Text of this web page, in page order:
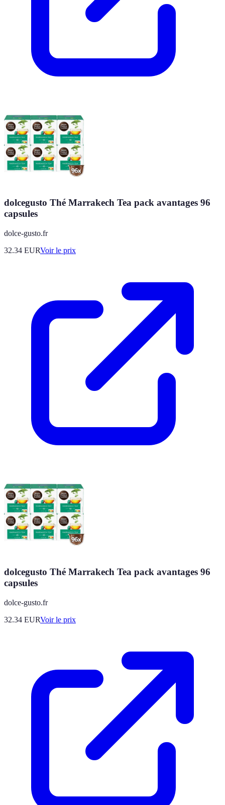
dolcegusto Thé Marrakech Tea pack avantages 96
capsules
dolce-gusto.fr
32.34 EURVoir le prix
dolcegusto Thé Marrakech Tea pack avantages 96
capsules
dolce-gusto.fr
32.34 EURVoir le prix